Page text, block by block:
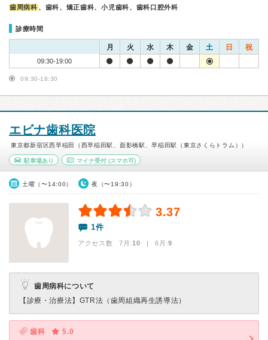
歯周病科 、歯科、矯正歯科、小児歯科、歯科口腔外科
診療時間
月 火 水 木 金 土 日 祝
09:30-19:00
09:30-18:30
エビナ歯科医院
東京都新宿区西早稲田（西早稲田駅、面影橋駅、早稲田駅（東京さくらトラム））
駐車場あり マイナ受付(スマホ可)
土曜（〜14:00） 夜（〜19:30）
3.37
1件
アクセス数 7月:10 | 6月:9
歯周病科について
【診療・治療法】 GTR法（歯周組織再生誘導法）
歯科
5.0